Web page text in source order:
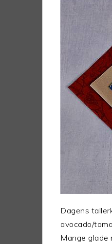
Dagens
avocado/
Mange glade